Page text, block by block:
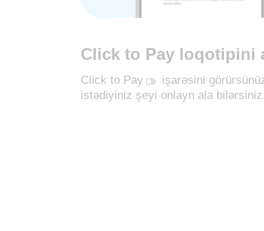
Click to Pay loqotipini
Click to Pay
işarəsini
istədiyiniz şeyi onlayn ala